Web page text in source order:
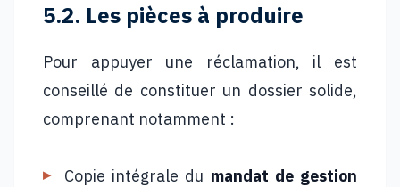
5.2. Les pièces à produire
Pour appuyer une réclamation, il est
conseillé de constituer un dossier solide,
comprenant notamment :
Copie intégrale du mandat de gestion